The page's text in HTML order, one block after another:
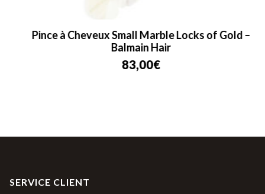
Pince à Cheveux Small Marble Locks of Gold –
Balmain Hair
83,00€
SERVICE CLIENT